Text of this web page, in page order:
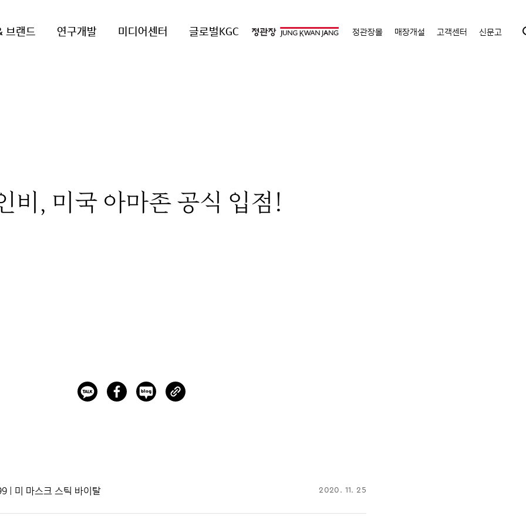
브랜드 연구개발 미디어센터 글로벌KGC 정관장몰 매장개설 고객센터 신문고
비, 미국 아마존 공식 입점!
| 미 마스크 스틱 바이탈 2020. 11. 25